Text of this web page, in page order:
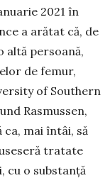
2021 în
a arătat că, de
altă persoană,
de femur,
of Southern
Ras­mussen,
mai întâi, să
tratate
cu o substanţă